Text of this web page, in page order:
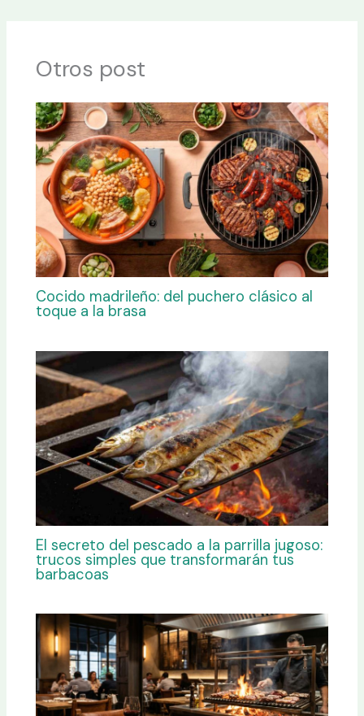
Otros post
Cocido madrileño: del puchero clásico al
toque a la brasa
El secreto del pescado a la parrilla jugoso:
trucos simples que transformarán tus
barbacoas